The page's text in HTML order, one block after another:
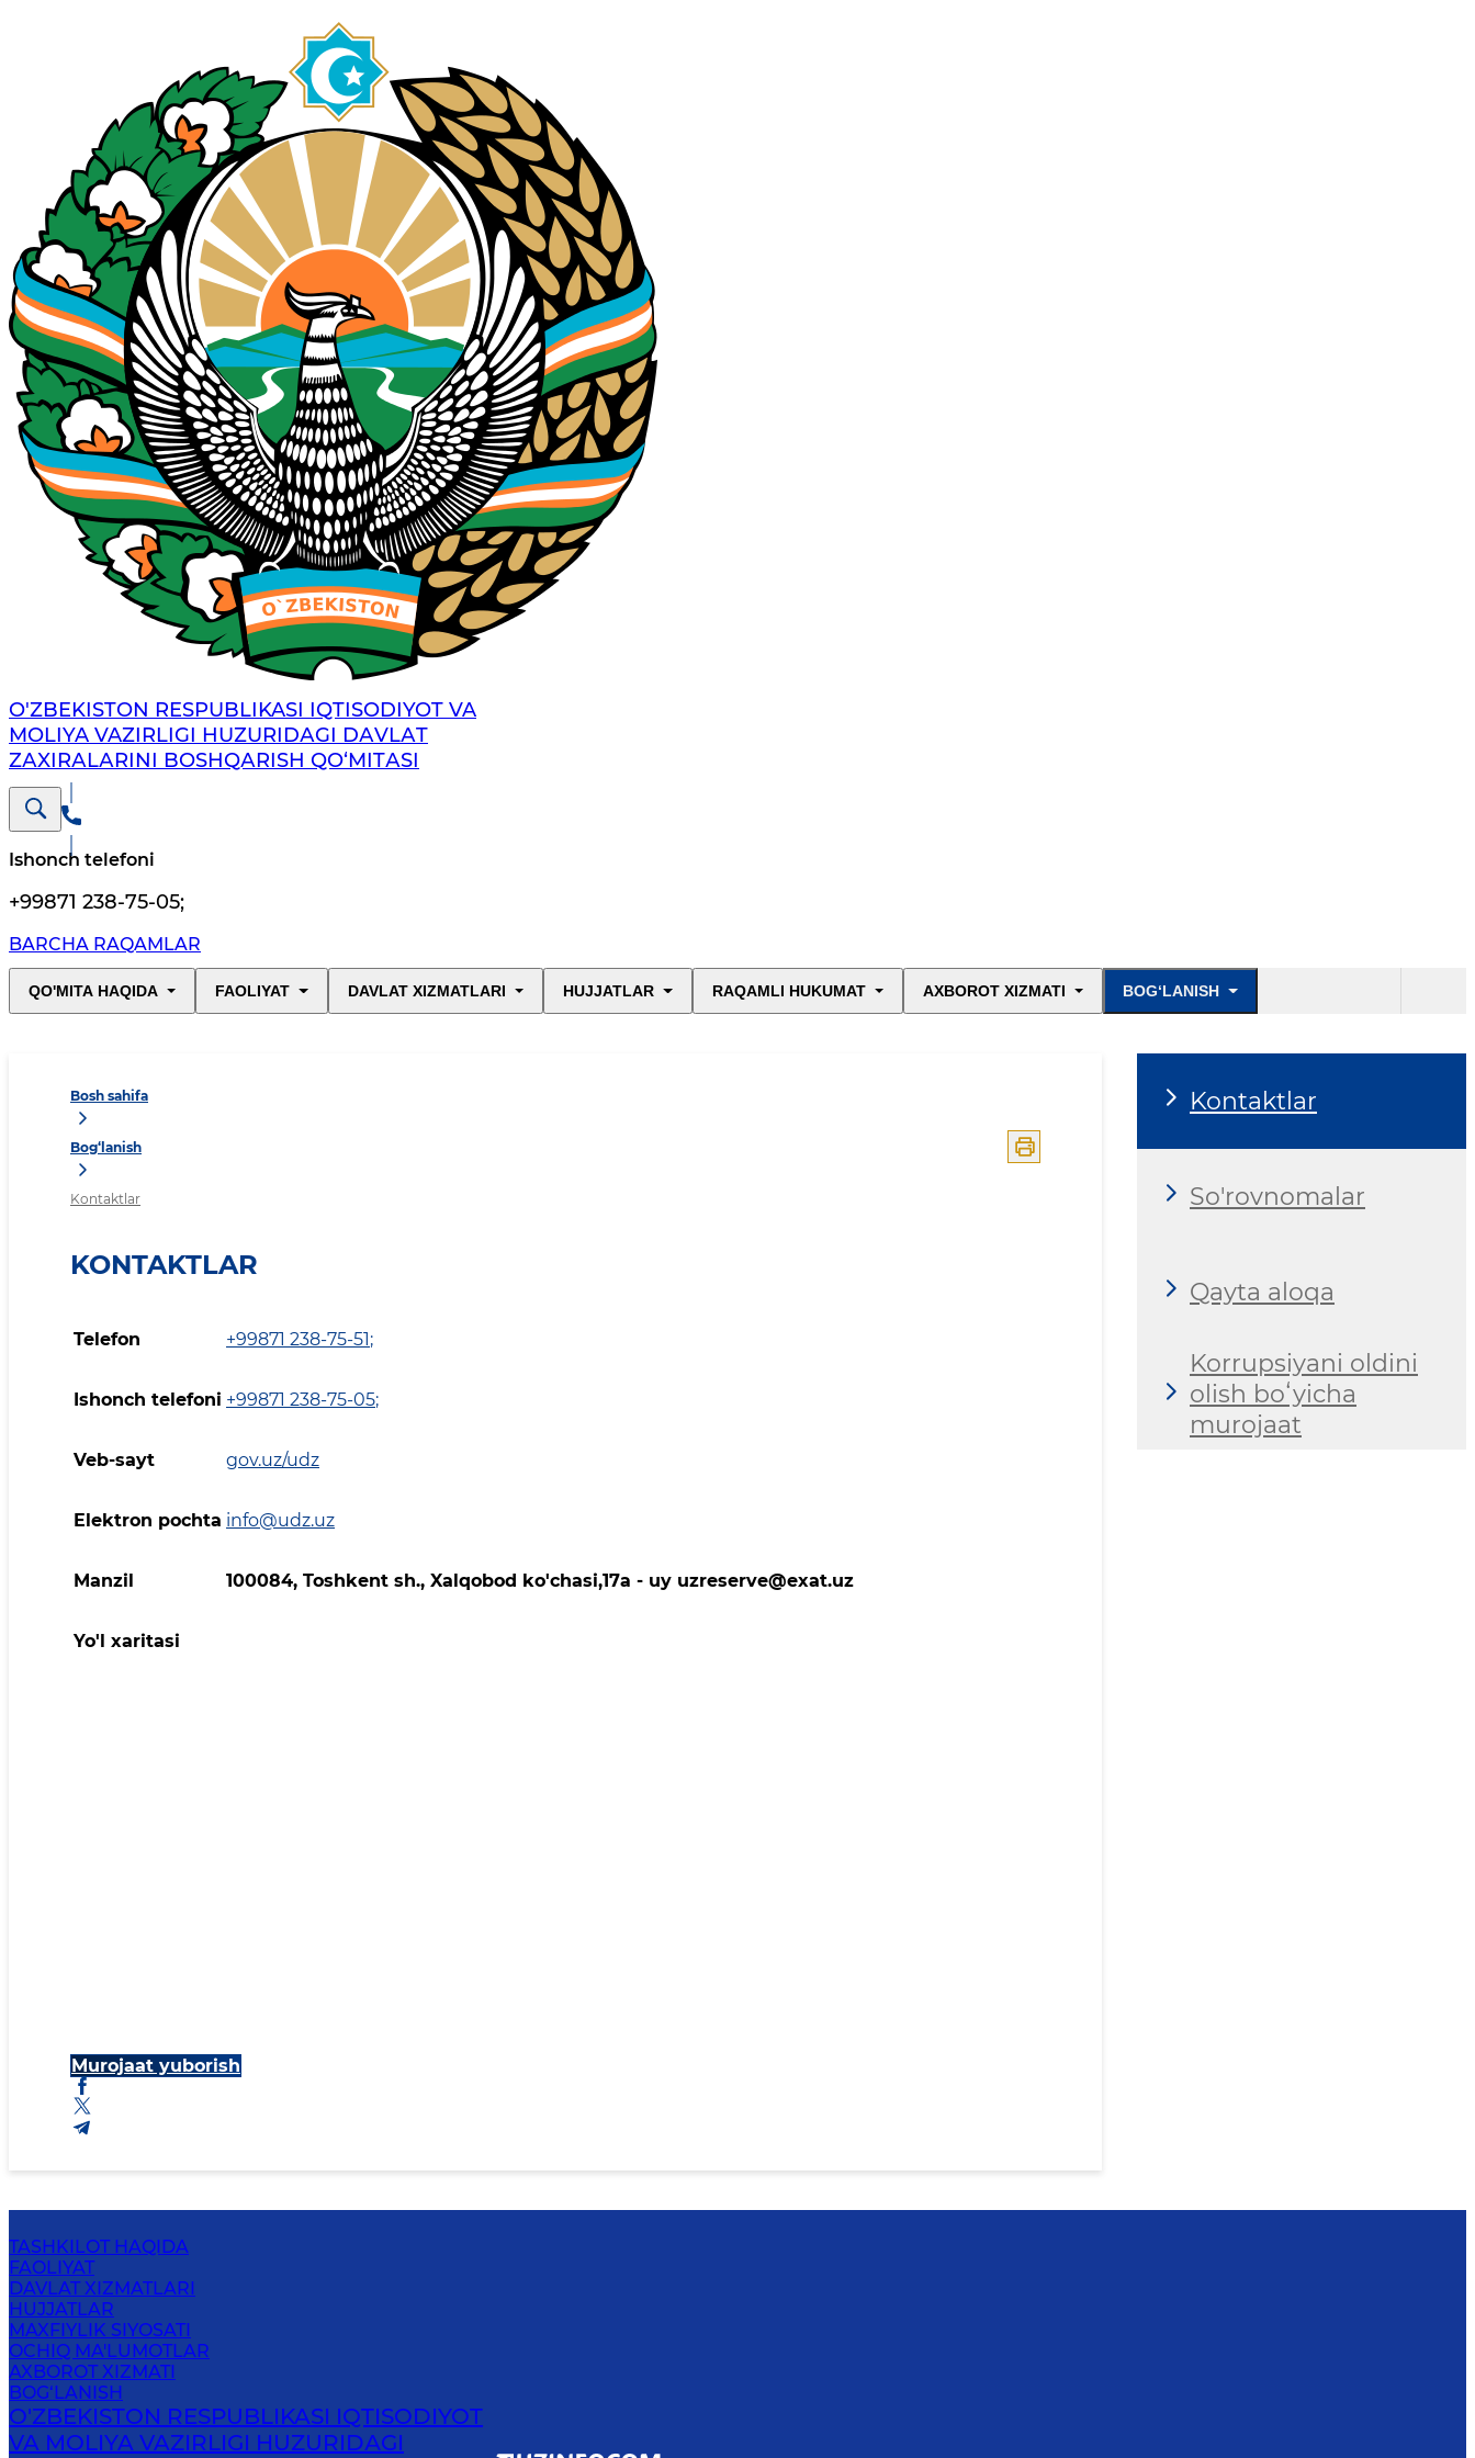
O'ZBEKISTON RESPUBLIKASI IQTISODIYOT VA
MOLIYA VAZIRLIGI HUZURIDАGI DАVLАT
ZАXIRАLАRINI BOSHQАRISH QO‘MITАSI
Ishonch telefoni
+99871 238-75-05;
BARCHA RAQAMLAR
QO'MITA HAQIDA FAOLIYAT DAVLAT XIZMATLARI HUJJATLAR RAQAMLI HUKUMAT AXBOROT XIZMATI BOG‘LANISH
Bosh sahifa
Bog‘lanish
Kontaktlar
KONTAKTLAR
Telefon +99871 238-75-51 ;
Ishonch telefoni +99871 238-75-05;
Veb-sayt gov.uz/udz
Elektron pochta info@udz.uz
Manzil 100084, Toshkent sh., Xalqobod ko'chasi,17а - uy uzreserve@exat.uz
Yo'l xaritasi
Murojaat yuborish
Kontaktlar
So'rovnomalar
Qayta aloqa
Korrupsiyani oldini
olish boʻyicha
murojaat
TASHKILOT HAQIDA
FAOLIYAT
DAVLAT XIZMATLARI
HUJJATLAR
MAXFIYLIK SIYOSATI
OCHIQ MA'LUMOTLAR
AXBOROT XIZMATI
BOG‘LANISH
O'ZBEKISTON RESPUBLIKASI IQTISODIYOT
VA MOLIYA VAZIRLIGI HUZURIDАGI